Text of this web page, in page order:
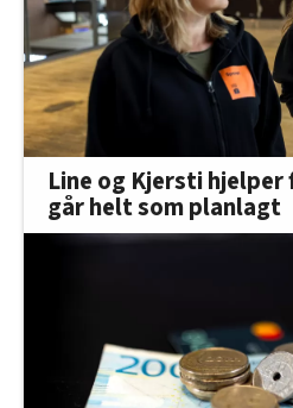
Line og Kjersti
går helt som planlagt